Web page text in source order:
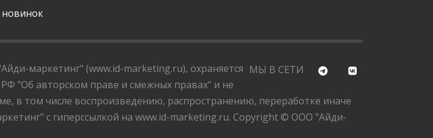
МЫ В СЕТИ
маркетинг" (www.id-marketing.ru), охраняется
"Об авторском праве и смежных правах" и не
в том числе воспроизведению, распространению, переработке иначе
с гиперссылкой на www.id-marketing.ru. Copyright © ООО "Айди-